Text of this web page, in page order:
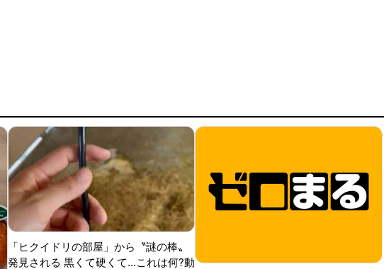
「ヒクイドリの部屋」から〝謎の棒〟
発見される 黒くて硬くて...これは何?動